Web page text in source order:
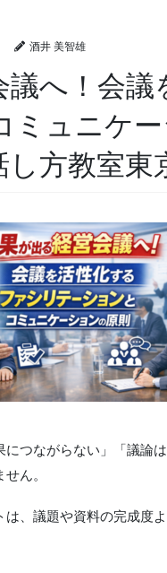
酒井 美智雄
議へ！会
ュニケー
方教室東
につながらない」「議
ん。
、議題や資料の完成度